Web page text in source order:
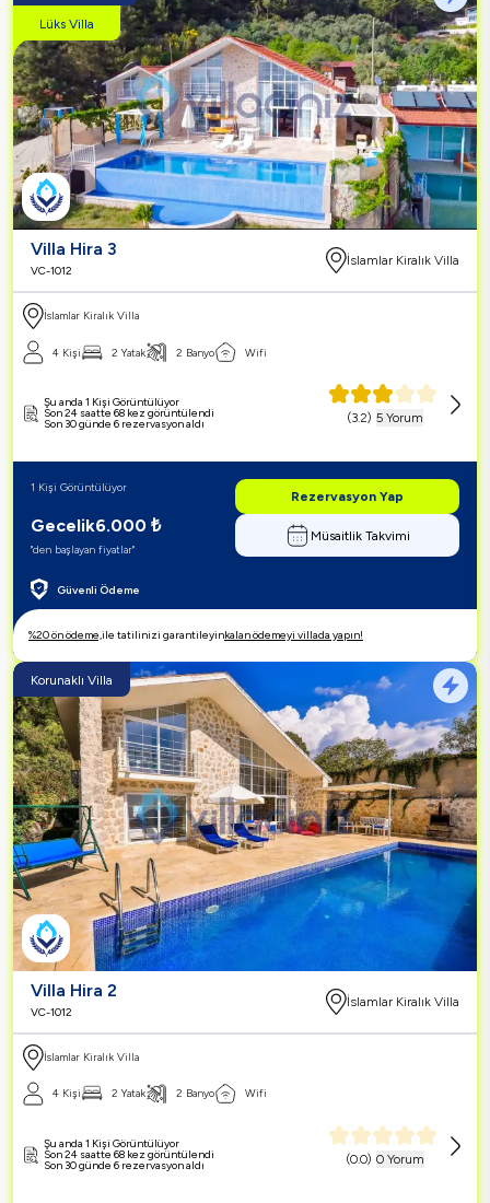
Lüks Villa
Villa Hira 3
VC-1012
İslamlar Kiralık Villa
İslamlar Kiralık Villa
4 Kişi 2 Yatak 2 Banyo Wifi
(3.2) 5 Yorum
Şu anda 1 Kişi Görüntülüyor
Son 24 saatte 68 kez görüntülendi
Son 30 günde 6 rezervasyon aldı
Güvenli Ödeme
Gecelik6.000 ₺
"den başlayan fiyatlar"
1 Kişi Görüntülüyor
Rezervasyon Yap
Müsaitlik Takvimi
%20 ön ödeme,ile tatilinizi garantileyinkalan ödemeyi villada yapın!
Korunaklı Villa
Villa Hira 2
VC-1012
İslamlar Kiralık Villa
İslamlar Kiralık Villa
4 Kişi 2 Yatak 2 Banyo Wifi
(0.0) 0 Yorum
Şu anda 1 Kişi Görüntülüyor
Son 24 saatte 68 kez görüntülendi
Son 30 günde 6 rezervasyon aldı